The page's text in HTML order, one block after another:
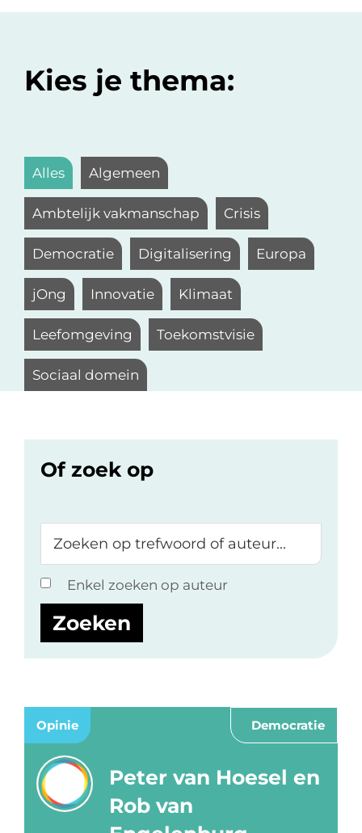
Kies je thema:
Alles Algemeen
Ambtelijk vakmanschap Crisis
Democratie Digitalisering Europa
jOng Innovatie Klimaat
Leefomgeving Toekomstvisie
Sociaal domein
Of zoek op
op
trefwoord
of
auteur...
Enkel zoeken op auteur
Opinie Democratie
Peter van Hoesel en
Rob van